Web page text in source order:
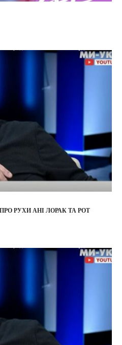
РУХИ АНІ ЛОРАК ТА РОТ